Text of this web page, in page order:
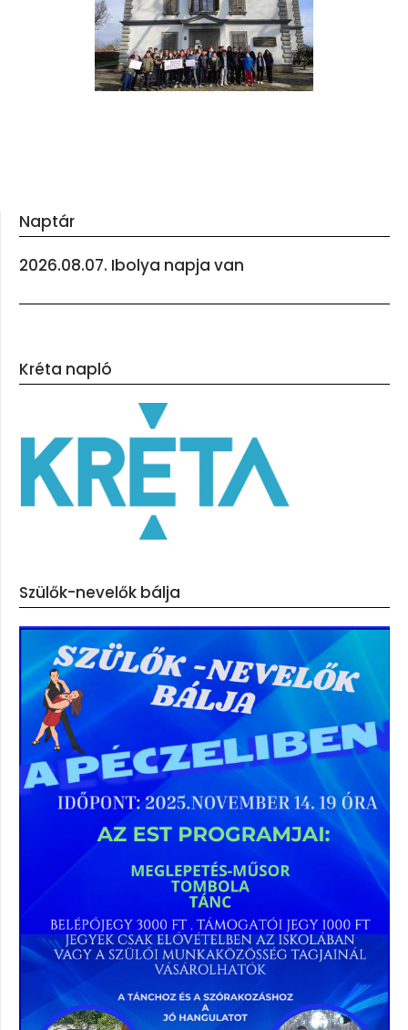
Naptár
2026.08.07. Ibolya napja van
Kréta napló
Szülők-nevelők bálja